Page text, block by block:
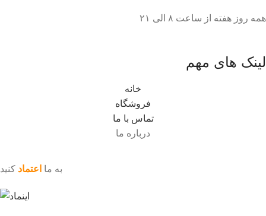
همه روز هفته از ساعت ٨ الی ۲۱
لینک های مهم
خانه
فروشگاه
تماس با ما
درباره ما
به ما اعتماد کنید